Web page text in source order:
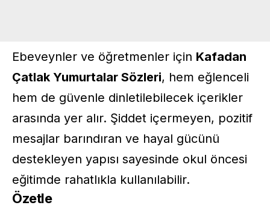
Ebeveynler ve öğretmenler için Kafadan
Çatlak Yumurtalar Sözleri, hem eğlenceli
hem de güvenle dinletilebilecek içerikler
arasında yer alır. Şiddet içermeyen, pozitif
mesajlar barındıran ve hayal gücünü
destekleyen yapısı sayesinde okul öncesi
eğitimde rahatlıkla kullanılabilir.
Özetle